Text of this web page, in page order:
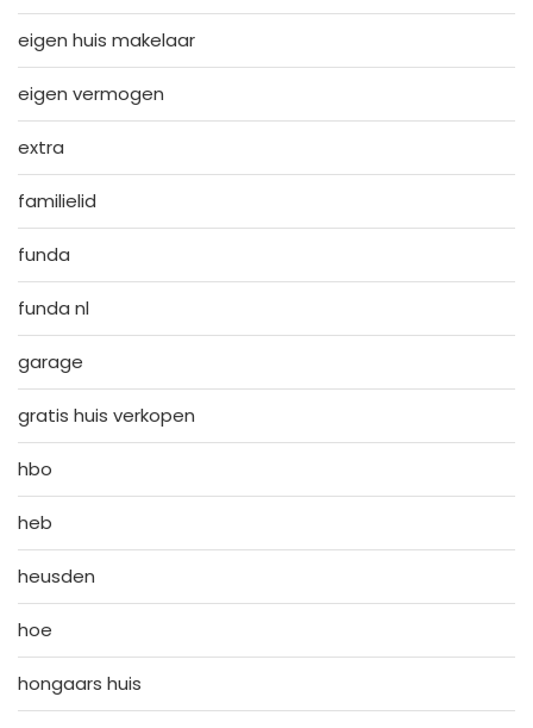
eigen huis makelaar
eigen vermogen
extra
familielid
funda
funda nl
garage
gratis huis verkopen
hbo
heb
heusden
hoe
hongaars huis